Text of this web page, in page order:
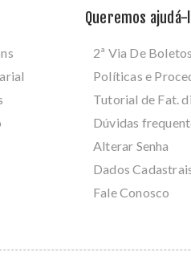
Queremos ajudá-
2ª Via De Boletos
Políticas e
Tutorial de Fat.
Dúvidas
Alterar Senha
Dados
Fale Conosco